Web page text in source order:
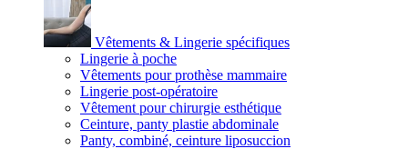
Vêtements & Lingerie spécifiques
Lingerie à poche
Vêtements pour prothèse mammaire
Lingerie post-opératoire
Vêtement pour chirurgie esthétique
Ceinture, panty plastie abdominale
Panty, combiné, ceinture liposuccion